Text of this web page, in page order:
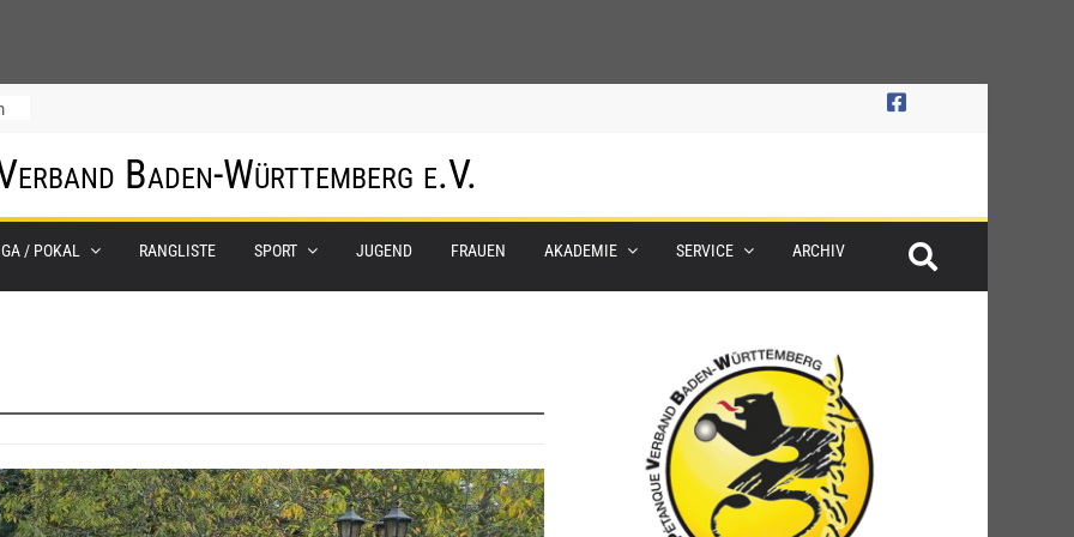
Baden-Württemberg e.V.
/ POKAL RANGLISTE SPORT JUGEND FRAUEN AKADEMIE SERVICE ARCHIV